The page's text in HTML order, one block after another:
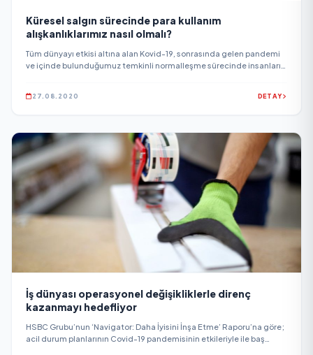
Küresel salgın sürecinde para kullanım
alışkanlıklarımız nasıl olmalı?
Tüm dünyayı etkisi altına alan Kovid-19, sonrasında gelen pandemi
ve içinde bulunduğumuz temkinli normalleşme sürecinde insanların
27.08.2020 DETAY
İş dünyası operasyonel değişikliklerle direnç
kazanmayı hedefliyor
HSBC Grubu’nun ‘Navigator: Daha İyisini İnşa Etme’ Raporu’na göre;
acil durum planlarının Covid-19 pandemisinin etkileriyle ile baş